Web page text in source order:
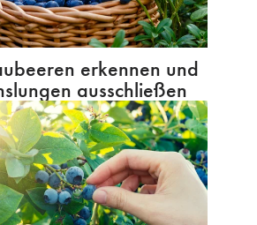
erkennen und
ausschließen